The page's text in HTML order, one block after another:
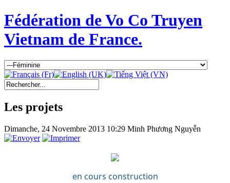
Fédération de Vo Co Truyen
Vietnam de France.
Les projets
Dimanche, 24 Novembre 2013 10:29 Minh Phương Nguyễn
en cours construction